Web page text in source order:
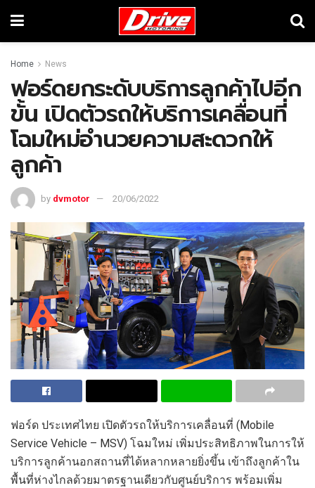
Home News
ฟอร์ดยกระดับบริการลูกค้าไปอีก
ขั้น เปิดตัวรถให้บริการเคลื่อนที่
โฉมใหม่อำนวยความสะดวกให้
ลูกค้า
by dvmotor 20/06/2022
ฟอร์ด ประเทศไทย เปิดตัวรถให้บริการเคลื่อนที่ (Mobile
Service Vehicle – MSV) โฉมใหม่ เพิ่มประสิทธิภาพในการให้
บริการลูกค้านอกสถานที่ได้หลากหลายยิ่งขึ้น เข้าถึงลูกค้าใน
พื้นที่ห่างไกลด้วยมาตรฐานเดียวกับศูนย์บริการ พร้อมเพิ่ม